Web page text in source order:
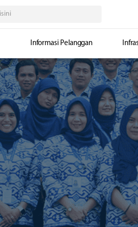
Informasi Pelanggan